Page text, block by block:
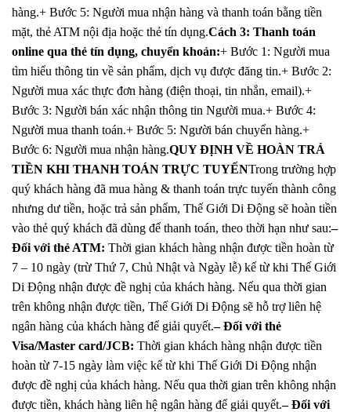
hàng.+ Bước 5: Người mua nhận hàng và thanh toán bằng tiền
mặt, thẻ ATM nội địa hoặc thẻ tín dụng.Cách 3: Thanh toán
online qua thẻ tín dụng, chuyển khoản:+ Bước 1: Người mua
tìm hiểu thông tin về sản phẩm, dịch vụ được đăng tin.+ Bước 2:
Người mua xác thực đơn hàng (điện thoại, tin nhắn, email).+
Bước 3: Người bán xác nhận thông tin Người mua.+ Bước 4:
Người mua thanh toán.+ Bước 5: Người bán chuyển hàng.+
Bước 6: Người mua nhận hàng.QUY ĐỊNH VỀ HOÀN TRẢ
TIỀN KHI THANH TOÁN TRỰC TUYẾNTrong trường hợp
quý khách hàng đã mua hàng & thanh toán trực tuyến thành công
nhưng dư tiền, hoặc trả sản phẩm, Thế Giới Di Động sẽ hoàn tiền
vào thẻ quý khách đã dùng để thanh toán, theo thời hạn như sau:–
Đối với thẻ ATM: Thời gian khách hàng nhận được tiền hoàn từ
7 – 10 ngày (trừ Thứ 7, Chủ Nhật và Ngày lễ) kể từ khi Thế Giới
Di Động nhận được đề nghị của khách hàng. Nếu qua thời gian
trên không nhận được tiền, Thế Giới Di Động sẽ hỗ trợ liên hệ
ngân hàng của khách hàng để giải quyết.– Đối với thẻ
Visa/Master card/JCB: Thời gian khách hàng nhận được tiền
hoàn từ 7-15 ngày làm việc kể từ khi Thế Giới Di Động nhận
được đề nghị của khách hàng. Nếu qua thời gian trên không nhận
được tiền, khách hàng liên hệ ngân hàng để giải quyết.– Đối với